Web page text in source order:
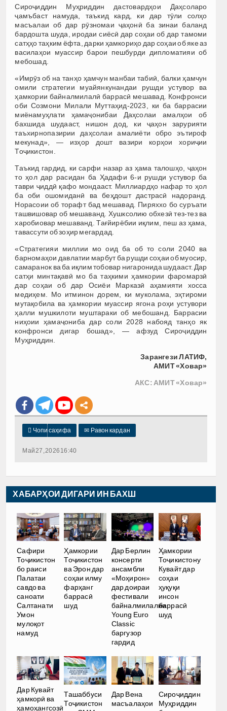
Сироҷиддин Муҳриддин дастовардҳои Даҳсоларо
ҷамъбаст намуда, таъкид кард, ки дар тӯли солҳо
масъалаи об дар рӯзномаи ҷаҳонӣ ба зинаи баланд
бардошта шуда, иродаи сиёсӣ дар соҳаи об дар тамоми
сатҳҳо таҳким ёфта, дарки ҳамкориҳо дар соҳаи об яке аз
василаҳои муассир барои пешбурди дипломатияи об
мебошад.
«Имрӯз об на танҳо ҳамчун манбаи табиӣ, балки ҳамчун
омили стратегии муайянкунандаи рушди устувор ва
ҳамкории байналмилалӣ баррасӣ мешавад. Конфронси
оби Созмони Милали Муттаҳид-2023, ки ба баррасии
миёнамуҳлати ҳамаҷонибаи Даҳсолаи амалҳои об
бахшида шудааст, нишон дод, ки ҷаҳон зарурияти
таъхирнопазирии даҳсолаи амалиёти обро эътироф
мекунад», — изҳор дошт вазири корҳои хориҷии
Тоҷикистон.
Таъкид гардид, ки сарфи назар аз ҳама талошҳо, ҷаҳон
то ҳол дар расидан ба Ҳадафи 6-и рушди устувор ба
таври ҷиддӣ қафо мондааст. Миллиардҳо нафар то ҳол
ба оби ошомиданӣ ва беҳдошт дастрасӣ надоранд.
Норасоии об торафт бад мешавад. Пиряххо бо суръати
ташвишовар об мешаванд. Хушксолию обхезӣ тез-тез ва
харобиовар мешаванд. Тағйирёбии иқлим, пеш аз ҳама,
тавассути об зоҳир мегардад.
«Стратегияи миллии мо оид ба об то соли 2040 ва
барномаҳои давлатии марбут ба рушди соҳаи об муосир,
самаранок ва ба иқлим тобовар нигаронида шудааст. Дар
сатҳи минтақавӣ мо ба таҳкими ҳамкории фаромарзӣ
дар соҳаи об дар Осиёи Марказӣ аҳамияти хосса
медиҳем. Мо итминон дорем, ки муколама, эҳтироми
мутақобила ва ҳамкории муассир ягона роҳи устувори
ҳалли мушкилоти муштараки об мебошанд. Баррасии
ниҳоии ҳамаҷониба дар соли 2028 набояд танҳо як
конфронси дигар бошад», — афзуд Сироҷиддин
Муҳриддин.
Зарангези ЛАТИФ,
АМИТ «Ховар»
АКС: АМИТ «Ховар»
 Чопи саҳифа ✉ Равон кардан
Май 27, 2026 16:40
ХАБАРҲОИ ДИГАРИ ИН БАХШ
Сафири
Тоҷикистон
бо раиси
Палатаи
савдо ва
саноати
Салтанати
Умон
мулоқот
намуд
Ҳамкории
Тоҷикистон
ва Эрон дар
соҳаи илму
фарҳанг
баррасӣ
шуд
Дар Берлин
консерти
ансамбли
«Моҳирон»
дар доираи
фестивали
байналмилалии
Young Euro
Classic
баргузор
гардид
Ҳамкории
Тоҷикистону
Кувайт дар
соҳаи
ҳуқуқи
инсон
баррасӣ
шуд
Дар Кувайт
ҳамкорӣ ва
ҳамоҳангсозӣ
Ташаббуси
Тоҷикистон
Дар Вена
масъалаҳои
Сироҷиддин
Муҳриддин